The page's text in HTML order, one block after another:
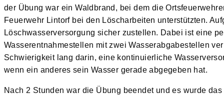
der Übung war ein Waldbrand, bei dem die
Feuerwehr Lintorf bei den Löscharbeiten unterstützten.
Löschwasserversorgung sicher zustellen. Dabei ist eine
Wasserentnahmestellen mit zwei Wasserabgabestellen
Schwierigkeit lang darin, eine kontinuierliche
wenn ein anderes sein Wasser gerade abgegeben hat.
Nach 2 Stunden war die Übung beendet und es wurde